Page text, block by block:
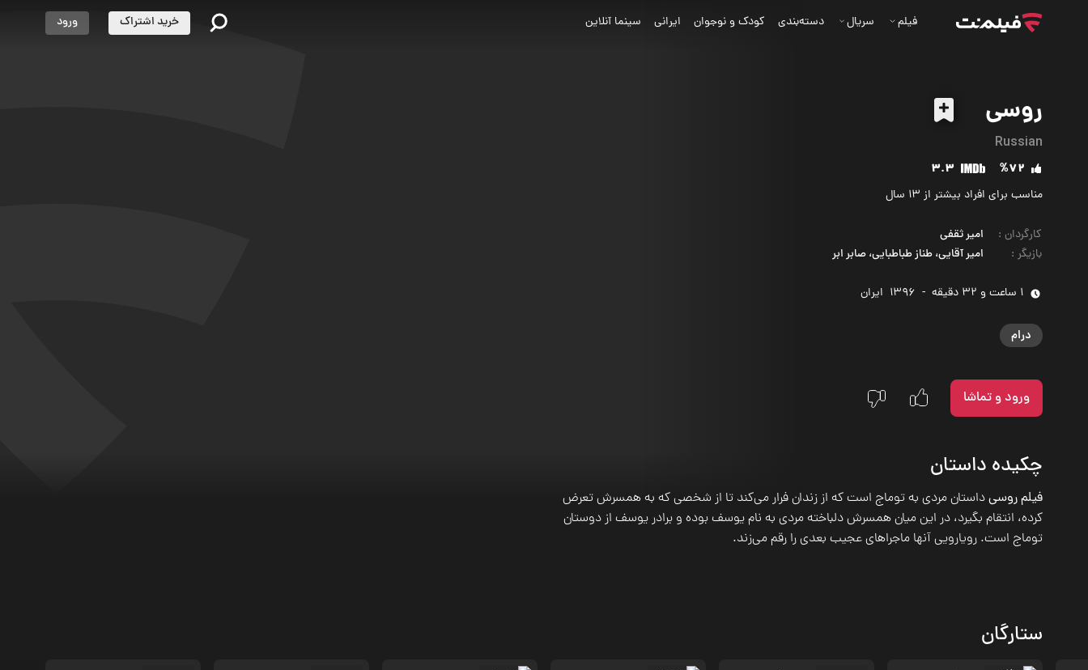
روسی
Russian
%72
3.3
مناسب برای افراد بیشتر از 13 سال
کارگردان :
امیر ثقفی
بازیگر : امیر آقایی، طناز طباطبایی، صابر ابر
1 ساعت و 32 دقیقه -
1396 ‌ ایران
درام
ورود و تماشا
فیلم سریال دسته‌بندی کودک و نوجوان ایرانی سینما آنلاین خرید اشتراک ورود
چکیده داستان
فیلم روسیداستان مردی به توماج است که از زندان فرار می‌کند تا از شخصی که به همسرش تعرض
کرده، انتقام بگیرد، در این میان همسرش دلباخته مردی به نام یوسف بوده و برادر یوسف از دوستان
توماج است. رویارویی آنها ماجراهای عجیب بعدی را رقم می‌زند.
ستارگان